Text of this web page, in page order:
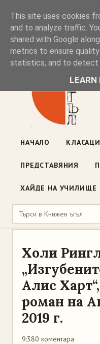
Книжен
Блог на книжарницата
ул. „Оборище" 117,
НАЧАЛО
ПРЕДСТАВЯНИЯ
ХАЙДЕ НА УЧИЛИЩЕ
Холи
Алис
роман на
2019 г.
9:380 коментара
This site uses cookies
and to analyze traffic.
shared with Google
metrics to ensure
statistics, and to detect
LEARN